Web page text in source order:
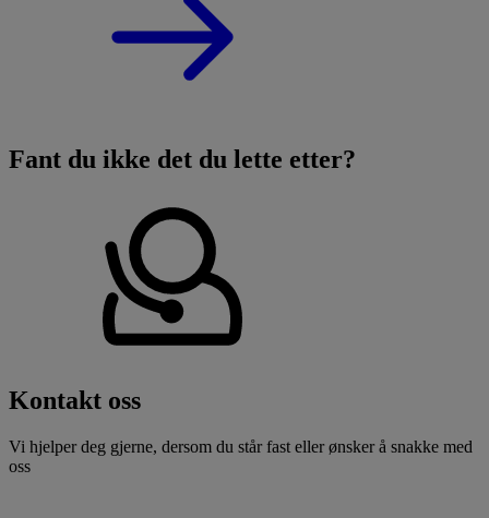
Fant du ikke det du lette etter?
Kontakt oss
Vi hjelper deg gjerne, dersom du står fast eller ønsker å snakke med
oss